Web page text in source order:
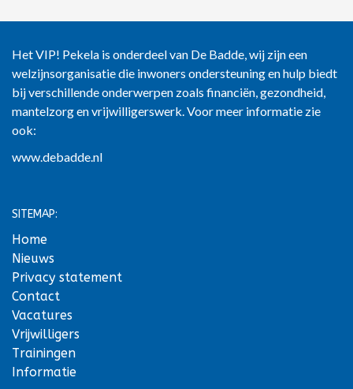
Het VIP! Pekela is onderdeel van De Badde, wij zijn een
welzijnsorganisatie die inwoners ondersteuning en hulp biedt
bij verschillende onderwerpen zoals financiën, gezondheid,
mantelzorg en vrijwilligerswerk. Voor meer informatie zie
ook:
www.debadde.nl
SITEMAP:
Home
Nieuws
Privacy statement
Contact
Vacatures
Vrijwilligers
Trainingen
Informatie